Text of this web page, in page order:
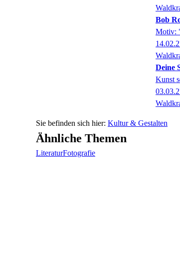
Bob
Motiv:
Deine
Kunst
Kultur & Gestalten
Ähnliche Themen
LiteraturFotografie